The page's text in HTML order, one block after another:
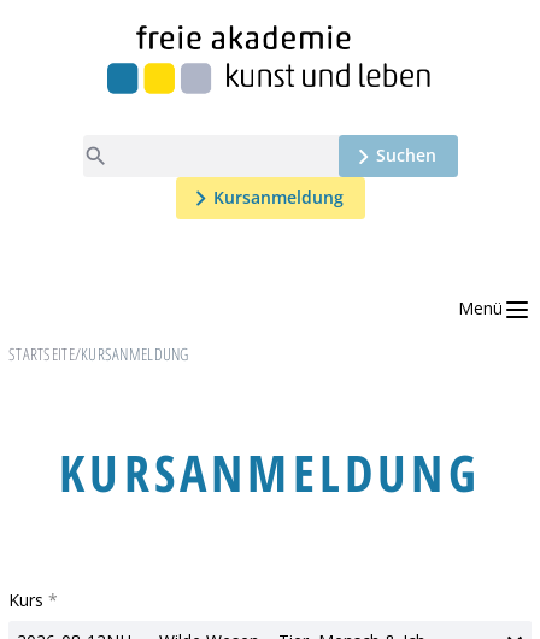

Suchen
Kursanmeldung
Menü
STARTSEITE/KURSANMELDUNG
KURSANMELDUNG
Kurs